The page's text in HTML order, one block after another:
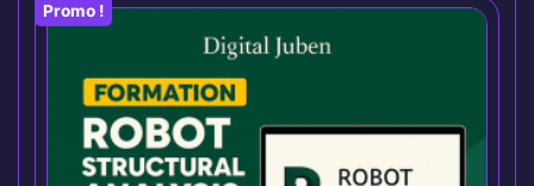
Promo !